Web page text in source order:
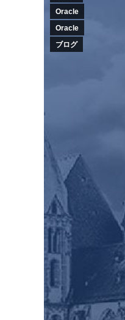
Oracle
Oracle
ブログ